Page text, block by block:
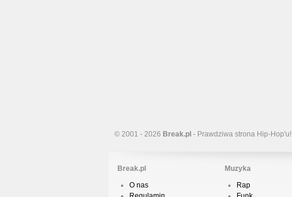
© 2001 - 2026 Break.pl - Prawdziwa strona Hip-Hop'u!
Break.pl
O nas
Muzyka
Rap